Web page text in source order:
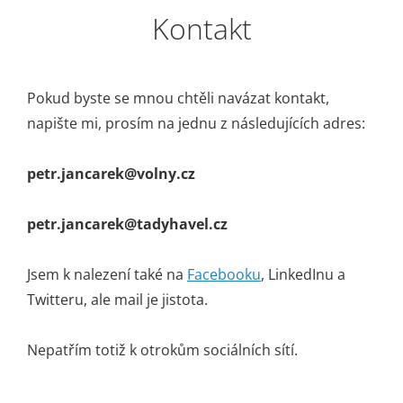
Kontakt
Pokud byste se mnou chtěli navázat kontakt,
napište mi, prosím na jednu z následujících adres:
petr.jancarek@volny.cz
petr.jancarek@tadyhavel.cz
Jsem k nalezení také na Facebooku, LinkedInu a
Twitteru, ale mail je jistota.
Nepatřím totiž k otrokům sociálních sítí.